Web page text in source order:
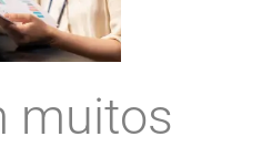
muitos